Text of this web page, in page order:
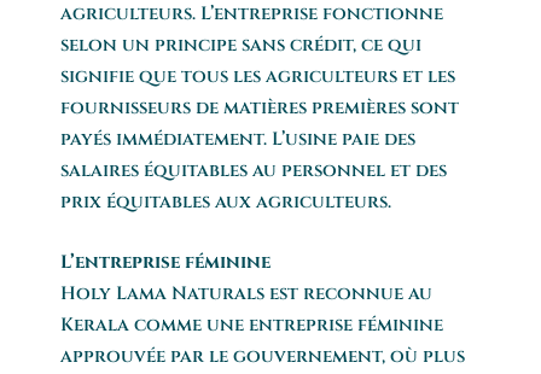
agriculteurs. L’entreprise fonctionne
selon un principe sans crédit, ce qui
signifie que tous les agriculteurs et les
fournisseurs de matières premières sont
payés immédiatement. L’usine paie des
salaires équitables au personnel et des
prix équitables aux agriculteurs.
L’entreprise féminine
Holy Lama Naturals est reconnue au
Kerala comme une entreprise féminine
approuvée par le gouvernement, où plus